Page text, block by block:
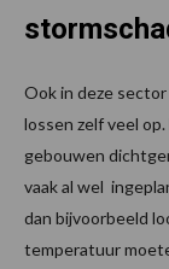
Ook in deze
lossen zelf veel
gebouwen
vaak al wel
dan bijvoorbeeld
temperatuur